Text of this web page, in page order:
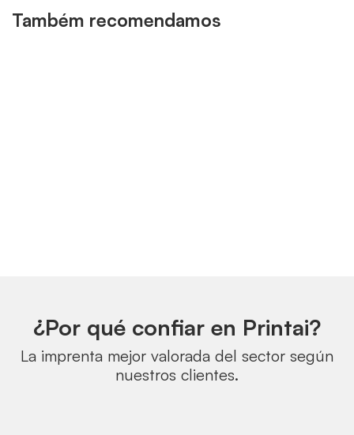
Também recomendamos
¿Por qué confiar en Printai?
La imprenta mejor valorada del sector según
nuestros clientes.